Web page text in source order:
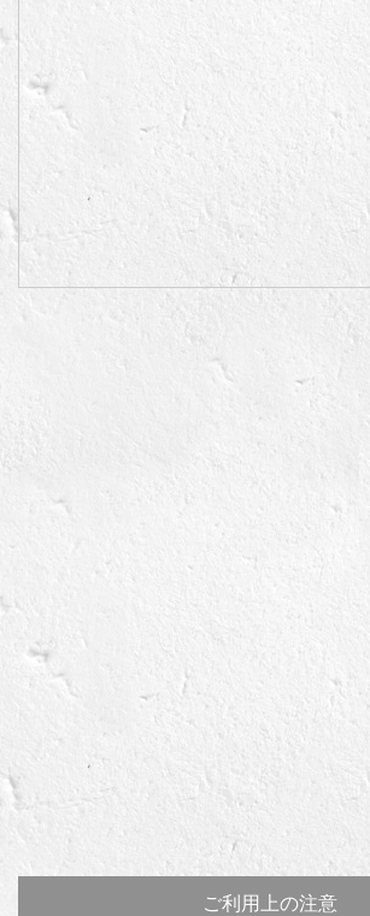
ご利用上の注意